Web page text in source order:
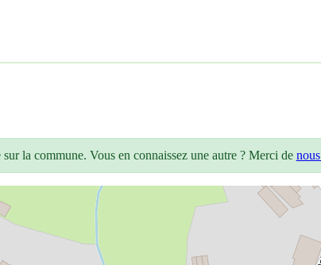
la commune. Vous en connaissez une autre ? Merci de